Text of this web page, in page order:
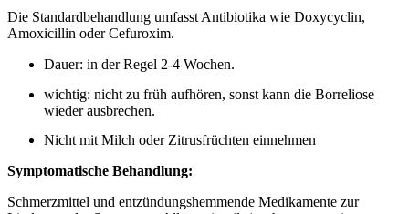
Die Standardbehandlung umfasst Antibiotika wie Doxycyclin,
Amoxicillin oder Cefuroxim.
Dauer: in der Regel 2-4 Wochen.
wichtig: nicht zu früh aufhören, sonst kann die Borreliose
wieder ausbrechen.
Nicht mit Milch oder Zitrusfrüchten einnehmen
Symptomatische Behandlung:
Schmerzmittel und entzündungshemmende Medikamente zur